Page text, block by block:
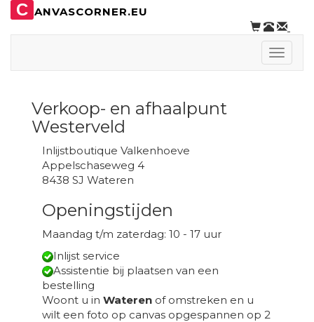
C ANVASCORNER.EU
Toggle
Verkoop- en afhaalpunt
Westerveld
Inlijstboutique Valkenhoeve
Appelschaseweg 4
8438 SJ Wateren
Openingstijden
Maandag t/m zaterdag: 10 - 17 uur
Inlijst service
Assistentie bij plaatsen van een
bestelling
Woont u in Wateren of omstreken en u
wilt een foto op canvas opgespannen op 2